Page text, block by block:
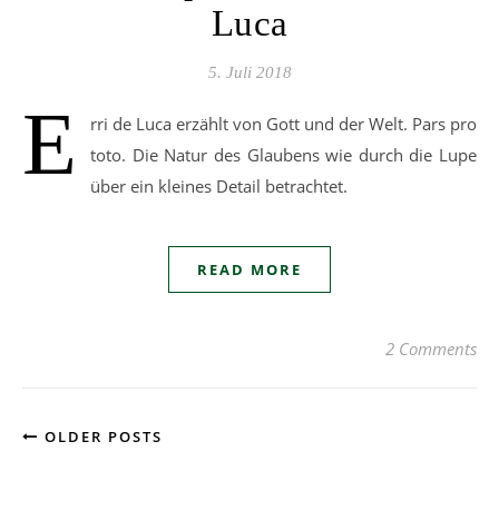
Luca
5. Juli 2018
E
rri de Luca erzählt von Gott und der Welt. Pars pro
toto. Die Natur des Glaubens wie durch die Lupe
über ein kleines Detail betrachtet.
READ MORE
2 Comments
OLDER POSTS